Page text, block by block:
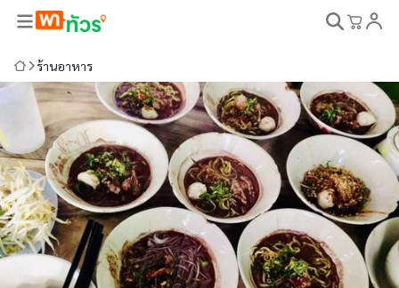
ร้านอาหาร